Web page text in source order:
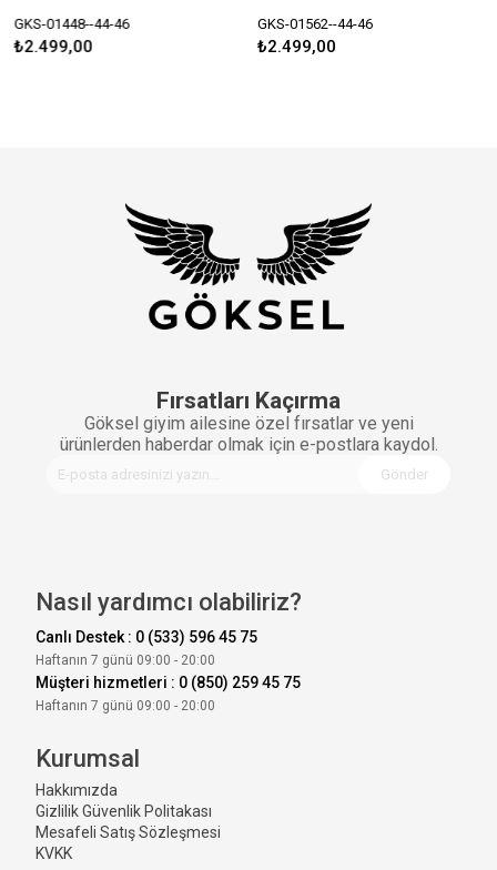
01448--44-46 GKS-01562--44-46
₺2.499,00
Fırsatları Kaçırma
Göksel giyim ailesine özel fırsatlar ve yeni
ürünlerden haberdar olmak için e-postlara kaydol.
Gönder
Nasıl yardımcı olabiliriz?
Canlı Destek : 0 (533) 596 45 75
Haftanın 7 günü 09:00 - 20:00
Müşteri hizmetleri : 0 (850) 259 45 75
Haftanın 7 günü 09:00 - 20:00
Kurumsal
Hakkımızda
Gizlilik Güvenlik Politakası
Mesafeli Satış Sözleşmesi
KVKK